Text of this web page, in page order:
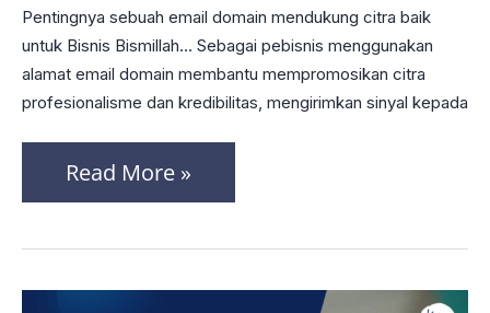
Pentingnya sebuah email domain mendukung citra baik
untuk Bisnis Bismillah… Sebagai pebisnis menggunakan
alamat email domain membantu mempromosikan citra
profesionalisme dan kredibilitas, mengirimkan sinyal kepada
dan
Tingkatkan
Produktivitas:
Sukses
Ruangguru
dengan
Read More »